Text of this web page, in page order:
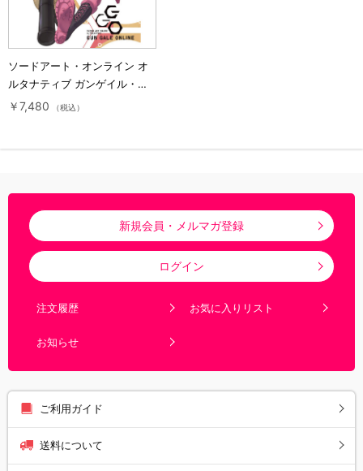
ソードアート・オンライン オ
ルタナティブ ガンゲイル・オ
ンライン／Blu-ray／Vol.4（完
￥7,480 （税込）
新規会員・メルマガ登録
ログイン
注文履歴 お気に入りリスト
お知らせ
ご利用ガイド
送料について